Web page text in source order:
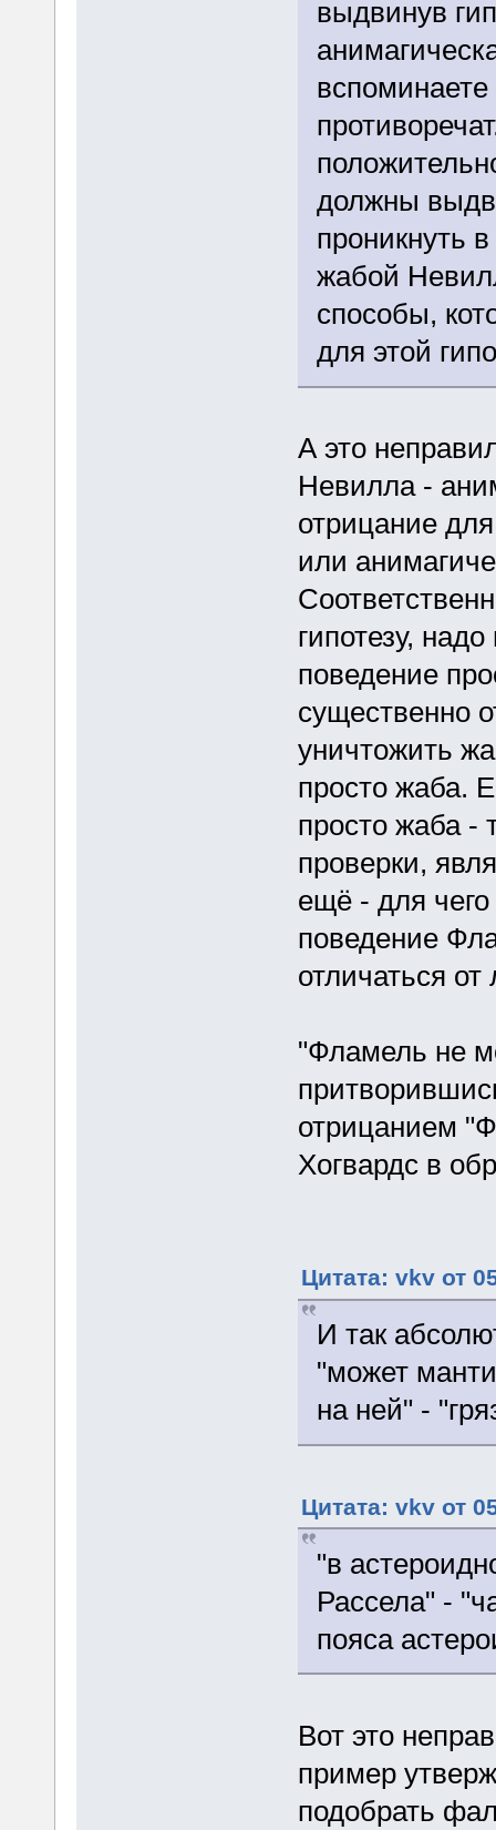
выдвинув
должны
проникнуть
жабой
способы,
для этой
А это
Невилла -
отрицание
или
гипотезу,
поведение
существенно
уничтожить
просто жаба.
просто жаба -
проверки,
ещё - для чего
поведение
отличаться от
"Фламель не
отрицанием
Хогвардс в
Цитата: vkv от
И так
"может
на ней" -
Цитата: vkv от
"в
Рассела" -
пояса
Вот это
пример
подобрать